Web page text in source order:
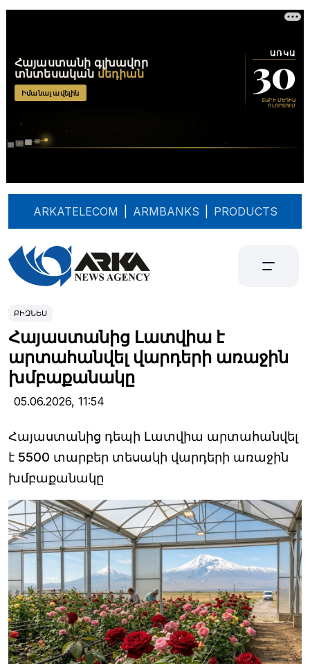
ARKATELECOM ARMBANKS PRODUCTS
ԲԻԶՆԵՍ
Հայաստանից Լատվիա է
արտահանվել վարդերի առաջին
խմբաքանակը
05.06.2026, 11:54
Հայաստանից դեպի Լատվիա արտահանվել
է 5500 տարբեր տեսակի վարդերի առաջին
խմբաքանակը